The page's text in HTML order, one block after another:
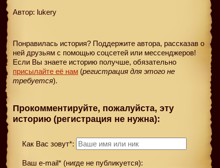
Автор: lukery
Понравилась история? Поддержите автора, рассказав о
ней друзьям с помощью соцсетей или мессенджеров!
Если Вы знаете историю получше, обязательно
присылайте её нам (регистрация для этого не
требуется).
Прокомментируйте, пожалуйста, эту
историю (регистрация не нужна):
Как Вас зовут*:
Ваш e-mail* (нигде не публикуется):